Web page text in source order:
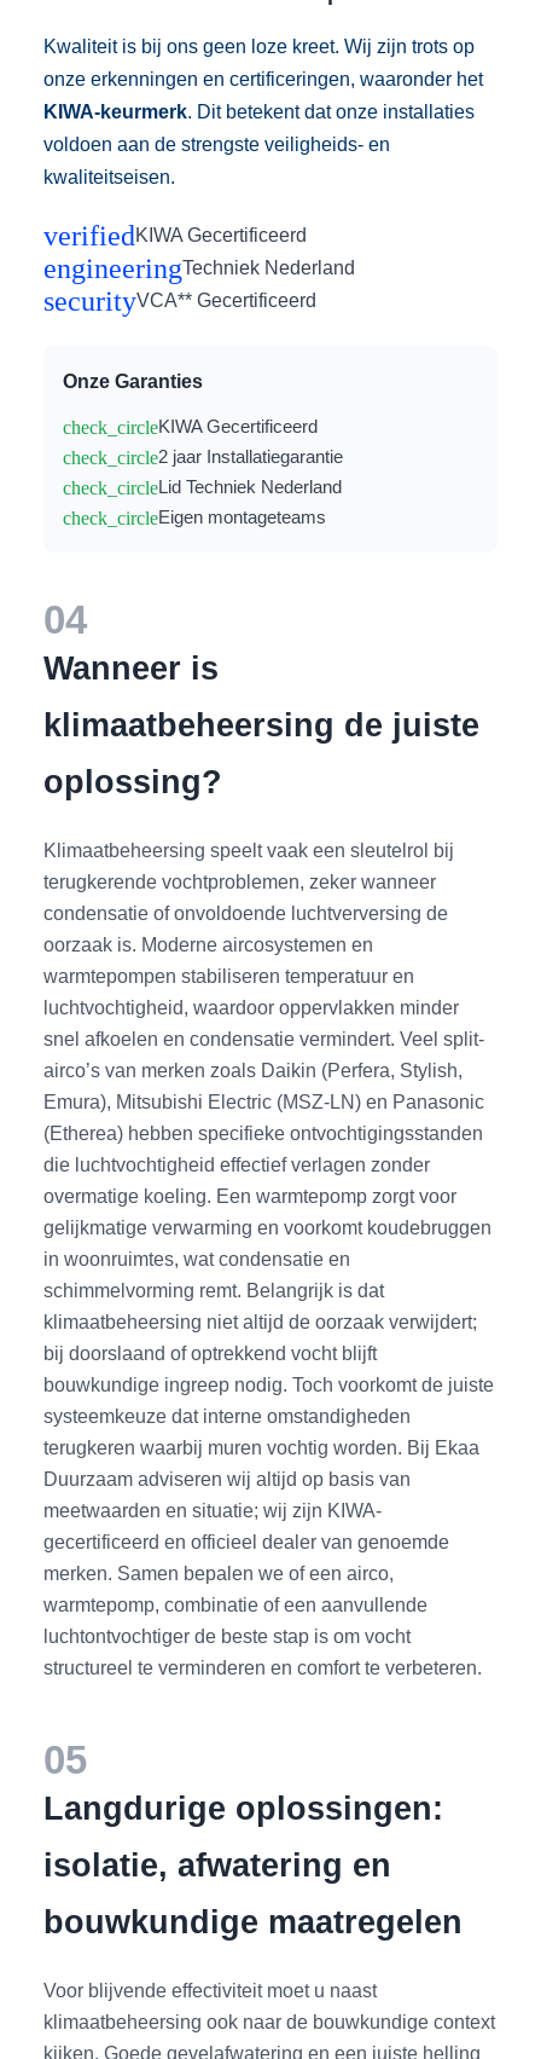
Kwaliteit is bij ons geen loze kreet. Wij zijn trots op
onze erkenningen en certificeringen, waaronder het
KIWA-keurmerk. Dit betekent dat onze installaties
voldoen aan de strengste veiligheids- en
kwaliteitseisen.
verifiedKIWA Gecertificeerd
engineeringTechniek Nederland
securityVCA** Gecertificeerd
Onze Garanties
check_circleKIWA Gecertificeerd
check_circle2 jaar Installatiegarantie
check_circleLid Techniek Nederland
check_circleEigen montageteams
04
Wanneer is
klimaatbeheersing de juiste
oplossing?
Klimaatbeheersing speelt vaak een sleutelrol bij
terugkerende vochtproblemen, zeker wanneer
condensatie of onvoldoende luchtverversing de
oorzaak is. Moderne aircosystemen en
warmtepompen stabiliseren temperatuur en
luchtvochtigheid, waardoor oppervlakken minder
snel afkoelen en condensatie vermindert. Veel split-
airco’s van merken zoals Daikin (Perfera, Stylish,
Emura), Mitsubishi Electric (MSZ-LN) en Panasonic
(Etherea) hebben specifieke ontvochtigingsstanden
die luchtvochtigheid effectief verlagen zonder
overmatige koeling. Een warmtepomp zorgt voor
gelijkmatige verwarming en voorkomt koudebruggen
in woonruimtes, wat condensatie en
schimmelvorming remt. Belangrijk is dat
klimaatbeheersing niet altijd de oorzaak verwijdert;
bij doorslaand of optrekkend vocht blijft
bouwkundige ingreep nodig. Toch voorkomt de juiste
systeemkeuze dat interne omstandigheden
terugkeren waarbij muren vochtig worden. Bij Ekaa
Duurzaam adviseren wij altijd op basis van
meetwaarden en situatie; wij zijn KIWA-
gecertificeerd en officieel dealer van genoemde
merken. Samen bepalen we of een airco,
warmtepomp, combinatie of een aanvullende
luchtontvochtiger de beste stap is om vocht
structureel te verminderen en comfort te verbeteren.
05
Langdurige oplossingen:
isolatie, afwatering en
bouwkundige maatregelen
Voor blijvende effectiviteit moet u naast
klimaatbeheersing ook naar de bouwkundige context
kijken. Goede gevelafwatering en een juiste helling